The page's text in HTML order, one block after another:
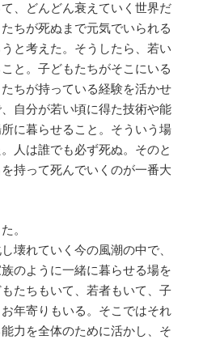
、どんどん衰えていく世界だ
ちが死ぬまで元気でいられる
と考えた。そうしたら、若い
と。子どもたちがそこにいる
ちが持っている経験を活かせ
自分が若い頃に得た技術や能
に暮らせること。そういう場
人は誰でも必ず死ぬ。そのと
持って死んでいくのが一番大
。
壊れていく今の風潮の中で、
のように一緒に暮らせる場を
たちもいて、若者もいて、子
年寄りもいる。そこではそれ
力を全体のために活かし、そ